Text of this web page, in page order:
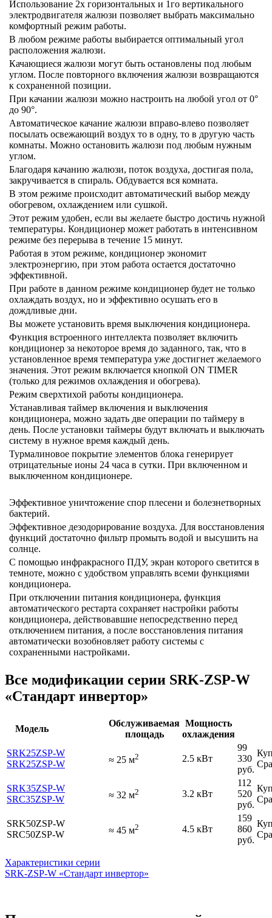
Использование 2х горизонтальных и 1го вертикального
электродвигателя жалюзи позволяет выбрать максимально
комфортный режим работы.
В любом режиме работы выбирается оптимальный угол
расположения жалюзи.
Качающиеся жалюзи могут быть остановлены под любым
углом. После повторного включения жалюзи возвращаются
к сохраненной позиции.
При качании жалюзи можно настроить на любой угол от 0°
до 90°.
Автоматическое качание жалюзи вправо-влево позволяет
посылать освежающий воздух то в одну, то в другую часть
комнаты. Можно остановить жалюзи под любым нужным
углом.
Благодаря качанию жалюзи, поток воздуха, достигая пола,
закручивается в спираль. Обдувается вся комната.
В этом режиме происходит автоматический выбор между
обогревом, охлаждением или сушкой.
Этот режим удобен, если вы желаете быстро достичь нужной
температуры. Кондиционер может работать в интенсивном
режиме без перерыва в течение 15 минут.
Работая в этом режиме, кондиционер экономит
электроэнергию, при этом работа остается достаточно
эффективной.
При работе в данном режиме кондиционер будет не только
охлаждать воздух, но и эффективно осушать его в
дождливые дни.
Вы можете установить время выключения кондиционера.
Функция встроенного интеллекта позволяет включить
кондиционер за некоторое время до заданного, так, что в
установленное время температура уже достигнет желаемого
значения. Этот режим включается кнопкой ON TIMER
(только для режимов охлаждения и обогрева).
Режим сверхтихой работы кондиционера.
Устанавливая таймер включения и выключения
кондиционера, можно задать две операции по таймеру в
день. После установки таймеры будут включать и выключать
систему в нужное время каждый день.
Турмалиновое покрытие элементов блока генерирует
отрицательные ионы 24 часа в сутки. При включенном и
выключенном кондиционере.
Эффективное уничтожение спор плесени и болезнетворных
бактерий.
Эффективное дезодорирование воздуха. Для восстановления
функций достаточно фильтр промыть водой и высушить на
солнце.
С помощью инфракрасного ПДУ, экран которого светится в
темноте, можно с удобством управлять всеми функциями
кондиционера.
При отключении питания кондиционера, функция
автоматического рестарта сохраняет настройки работы
кондиционера, действовавшие непосредственно перед
отключением питания, а после восстановления питания
автоматически возобновляет работу системы с
сохраненными настройками.
Все модификации серии SRK-ZSP-W
«Стандарт инвертор»
Модель
Обслуживаемая
площадь
Мощность
охлаждения
SRK25ZSP-W
SRK25ZSP-W
≈ 25 м2 2.5 кВт
99
330
руб.
SRK35ZSP-W
SRC35ZSP-W
≈ 32 м2 3.2 кВт
112
520
руб.
SRK50ZSP-W
SRC50ZSP-W
≈ 45 м2 4.5 кВт
159
860
руб.
Характеристики серии
SRK-ZSP-W «Стандарт инвертор»